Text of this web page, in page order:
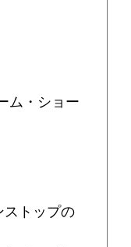
ム・ショー
ストップの